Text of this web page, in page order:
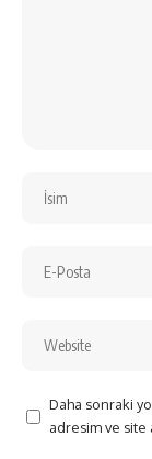
Daha sonraki
adresim ve site